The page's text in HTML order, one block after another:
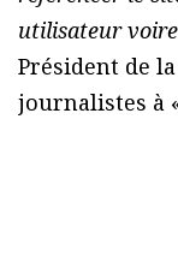
utilisateur
Président de
journalistes à